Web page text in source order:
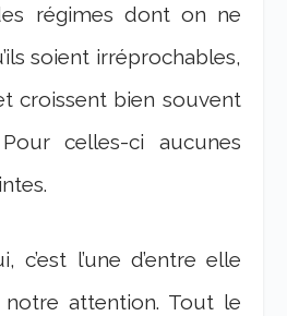
régimes dont on ne
soient irréprochables,
croissent bien souvent
celles-ci aucunes
c’est l’une d’entre elle
attention. Tout le